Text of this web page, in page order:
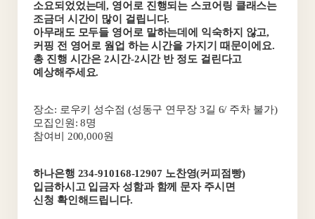
소요되었었는데, 영어로 진행되는 스코어링 클래스는
조금더 시간이 많이 걸립니다.
아무래도 모두들 영어로 말하는데에 익숙하지 않고,
커핑 전 영어로 웜업 하는 시간을 가지기 때문이에요.
총 진행 시간은 2시간-2시간 반 정도 걸린다고
예상해주세요.
장소: 로우키 성수점 (성동구 연무장 3길 6/ 주차 불가)
모집인원: 8명
참여비 200,000원
하나은행 234-910168-12907 노찬영(커피점빵)
입금하시고 입금자 성함과 함께 문자 주시면
신청 확인해드립니다.